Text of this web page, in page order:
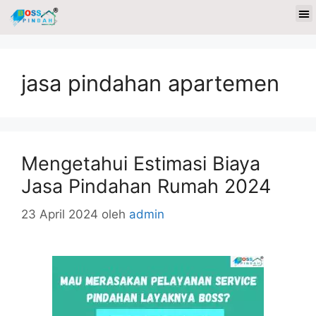
jasa pindahan apartemen
Mengetahui Estimasi Biaya
Jasa Pindahan Rumah 2024
23 April 2024 oleh admin